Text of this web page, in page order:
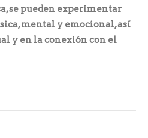
se pueden experimentar
mental y emocional, así
y en la conexión con el